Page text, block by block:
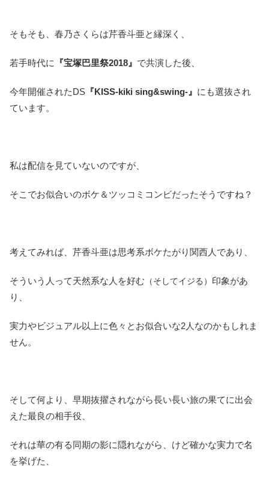
そもそも、春乃さくらは芹香斗亜と縁深く、
若手時代に 『宝塚巴里祭2018』 で共演した後、
今年開催されたDS 『KISS-kiki sing&swing-』 にも選抜され
ています。
私は配信を見ていないのですが、
そこでお似合いのボケ＆ツッコミコンビだったそうですね？
考えてみれば、芹香斗亜は思考系ボケたがり関西人であり、
そういう人って天然系な人を好む （そしてイジる） 印象があ
り、
実力やビジュアル以上に色々とお似合いな2人なのかもしれま
せん。
そして何より、早期抜擢されながら長い長い旅の果てに出会
えた最良の相手役、
それは華の有る同期の影に隠れながら、けど確かな実力で名
を挙げた、